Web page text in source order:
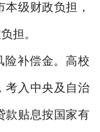
级财政负担，
担。
险补偿金。高校
考入中央及自治
款贴息按国家有